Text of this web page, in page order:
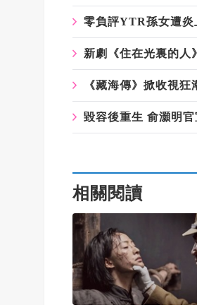
零負評YTR孫女遭炎
新劇《住在光裏的人
《藏海傳》掀收視
毀容後重生 俞灝明
相關閱讀